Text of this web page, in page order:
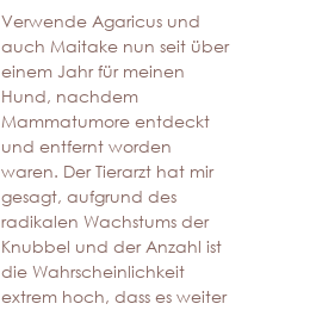
Verwende Agaricus und
auch Maitake nun seit über
einem Jahr für meinen
Hund, nachdem
Mammatumore entdeckt
und entfernt worden
waren. Der Tierarzt hat mir
gesagt, aufgrund des
radikalen Wachstums der
Knubbel und der Anzahl ist
die Wahrscheinlichkeit
extrem hoch, dass es weiter